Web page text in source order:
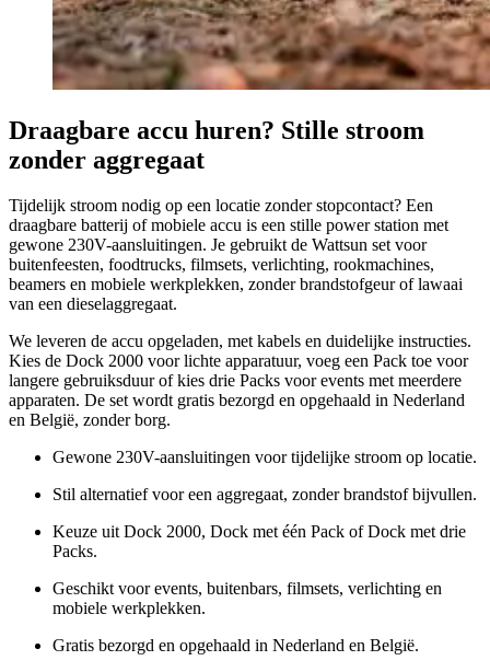
Draagbare accu huren? Stille stroom
zonder aggregaat
Tijdelijk stroom nodig op een locatie zonder stopcontact? Een
draagbare batterij of mobiele accu is een stille power station met
gewone 230V-aansluitingen. Je gebruikt de Wattsun set voor
buitenfeesten, foodtrucks, filmsets, verlichting, rookmachines,
beamers en mobiele werkplekken, zonder brandstofgeur of lawaai
van een dieselaggregaat.
We leveren de accu opgeladen, met kabels en duidelijke instructies.
Kies de Dock 2000 voor lichte apparatuur, voeg een Pack toe voor
langere gebruiksduur of kies drie Packs voor events met meerdere
apparaten. De set wordt gratis bezorgd en opgehaald in Nederland
en België, zonder borg.
Gewone 230V-aansluitingen voor tijdelijke stroom op locatie.
Stil alternatief voor een aggregaat, zonder brandstof bijvullen.
Keuze uit Dock 2000, Dock met één Pack of Dock met drie
Packs.
Geschikt voor events, buitenbars, filmsets, verlichting en
mobiele werkplekken.
Gratis bezorgd en opgehaald in Nederland en België.